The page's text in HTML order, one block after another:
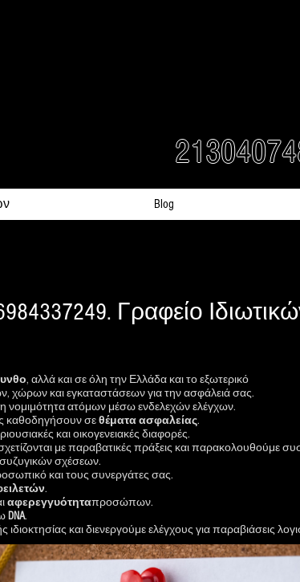
Blog
Γραφείο
, αλλά και σε όλη την Ελλάδα και το εξωτερικό
και εγκαταστάσεων για την ασφάλειά σας.
νομιμότητα ατόμων μέσω ενδελεχών ελέγχων.
καθοδηγήσουν σεθέματαασφαλείας.
και οικογενειακές διαφορές.
με παραβατικές πράξεις και παρακολουθούμε
σχέσεων.
και τους συνεργάτες σας.
.
αφερεγγυότηταπροσώπων.
DNA.
και διενεργούμε ελέγχους για παραβιάσεις